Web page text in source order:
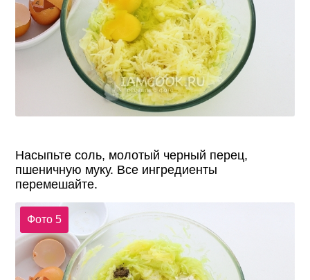
Насыпьте соль, молотый черный перец,
пшеничную муку. Все ингредиенты
перемешайте.
Фото 5